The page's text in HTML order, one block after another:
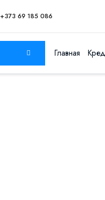
+373 69 185 086
Главная